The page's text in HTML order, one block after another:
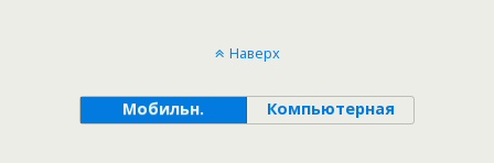
Наверх
Мобильн. Компьютерная